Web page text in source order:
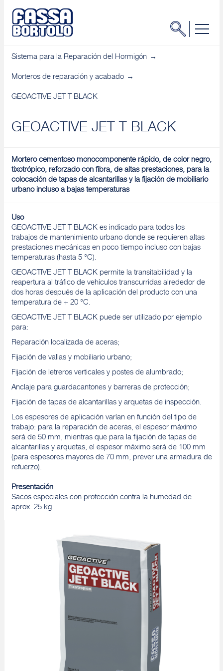
Sistema para la Reparación del Hormigón
Morteros de reparación y acabado
GEOACTIVE JET T BLACK
GEOACTIVE JET T BLACK
Mortero cementoso monocomponente rápido, de color negro,
tixotrópico, reforzado con fibra, de altas prestaciones, para la
colocación de tapas de alcantarillas y la fijación de mobiliario
urbano incluso a bajas temperaturas
Uso
GEOACTIVE JET T BLACK es indicado para todos los
trabajos de mantenimiento urbano donde se requieren altas
prestaciones mecánicas en poco tiempo incluso con bajas
temperaturas (hasta 5 °C).
GEOACTIVE JET T BLACK permite la transitabilidad y la
reapertura al tráfico de vehículos transcurridas alrededor de
dos horas después de la aplicación del producto con una
temperatura de + 20 °C.
GEOACTIVE JET T BLACK puede ser utilizado por ejemplo
para:
Reparación localizada de aceras;
Fijación de vallas y mobiliario urbano;
Fijación de letreros verticales y postes de alumbrado;
Anclaje para guardacantones y barreras de protección;
Fijación de tapas de alcantarillas y arquetas de inspección.
Los espesores de aplicación varían en función del tipo de
trabajo: para la reparación de aceras, el espesor máximo
será de 50 mm, mientras que para la fijación de tapas de
alcantarillas y arquetas, el espesor máximo será de 100 mm
(para espesores mayores de 70 mm, prever una armadura de
refuerzo).
Presentación
Sacos especiales con protección contra la humedad de
aprox. 25 kg